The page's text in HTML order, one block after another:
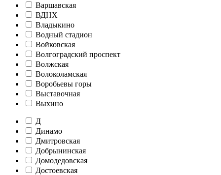
Варшавская
ВДНХ
Владыкино
Водный стадион
Войковская
Волгоградский проспект
Волжская
Волоколамская
Воробьевы горы
Выставочная
Выхино
Д
Динамо
Дмитровская
Добрынинская
Домодедовская
Достоевская